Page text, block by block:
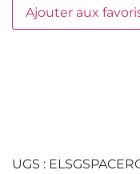
Ajouter aux
UGS :